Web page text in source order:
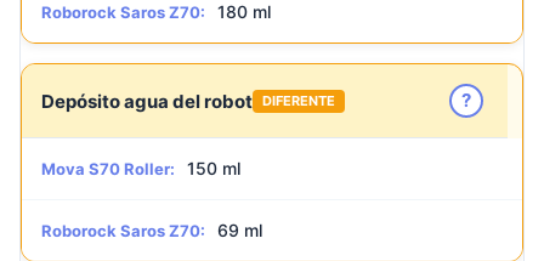
Roborock Saros Z70: 180 ml
Depósito agua del robot DIFERENTE ?
Mova S70 Roller: 150 ml
Roborock Saros Z70: 69 ml